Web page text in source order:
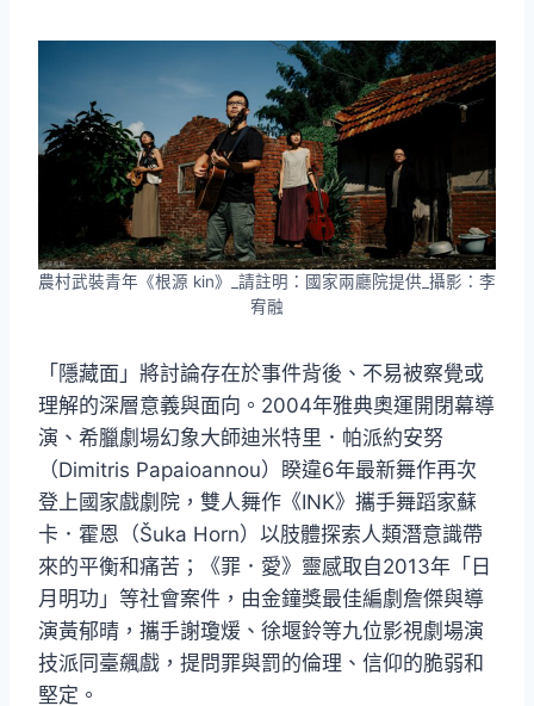
農村武裝青年《根源 kin》_請註明：國家兩廳院提供_攝影：李
宥融
「隱藏面」將討論存在於事件背後、不易被察覺或
理解的深層意義與面向。2004年雅典奧運開閉幕導
演、希臘劇場幻象大師迪米特里．帕派約安努
（Dimitris Papaioannou）睽違6年最新舞作再次
登上國家戲劇院，雙人舞作《INK》攜手舞蹈家蘇
卡．霍恩（Šuka Horn）以肢體探索人類潛意識帶
來的平衡和痛苦；《罪．愛》靈感取自2013年「日
月明功」等社會案件，由金鐘獎最佳編劇詹傑與導
演黃郁晴，攜手謝瓊煖、徐堰鈴等九位影視劇場演
技派同臺飆戲，提問罪與罰的倫理、信仰的脆弱和
堅定。